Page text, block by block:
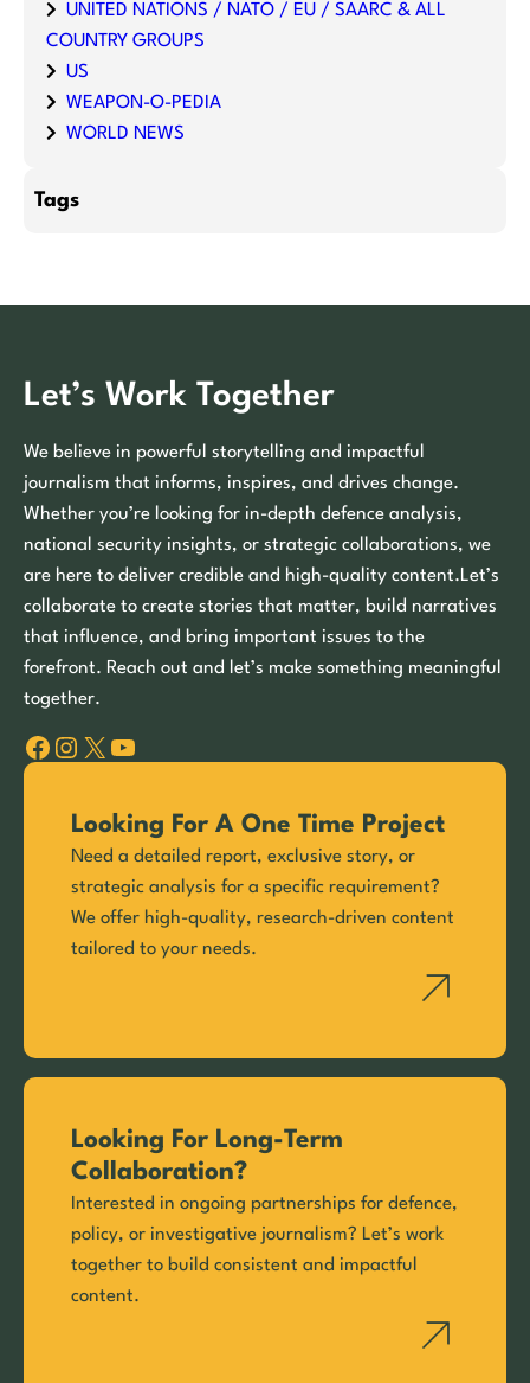
UNITED NATIONS / NATO / EU / SAARC & ALL
COUNTRY GROUPS
US
WEAPON-O-PEDIA
WORLD NEWS
Tags
Let’s Work Together
We believe in powerful storytelling and impactful
journalism that informs, inspires, and drives change.
Whether you’re looking for in-depth defence analysis,
national security insights, or strategic collaborations, we
are here to deliver credible and high-quality content.Let’s
collaborate to create stories that matter, build narratives
that influence, and bring important issues to the
forefront. Reach out and let’s make something meaningful
together.
Facebook Instagram X YouTube
Looking For A One Time Project
Need a detailed report, exclusive story, or
strategic analysis for a specific requirement?
We offer high-quality, research-driven content
tailored to your needs.
Looking For Long-Term
Collaboration?
Interested in ongoing partnerships for defence,
policy, or investigative journalism? Let’s work
together to build consistent and impactful
content.